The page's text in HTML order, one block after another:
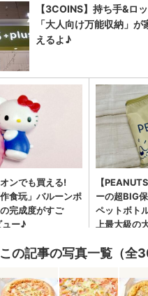
この記事の写真一覧（全